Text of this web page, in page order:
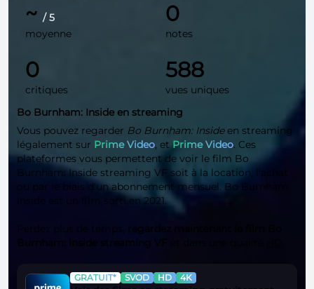
~ / 5
moyenne
0
notes
0
critiques
588
vues uniques
Bo Burnham: Inside en streaming
Vous pouvez regarder Bo Burnham: Insideen streaming
légalement sur Prime Video, et Prime Video. Ces
plateformes vous permettent de voir le film Bo
Burnham: Inside streaming VF soit à la location, l'achat
ou par le biais d'un abonnement mensuel. Bo Burnham:
Inside est un film sorti en 2021.
Perdez plus de temps, regardez maintenant le film Bo
Burnham: Inside streaming VF
GRATUIT* SVOD HD 4K